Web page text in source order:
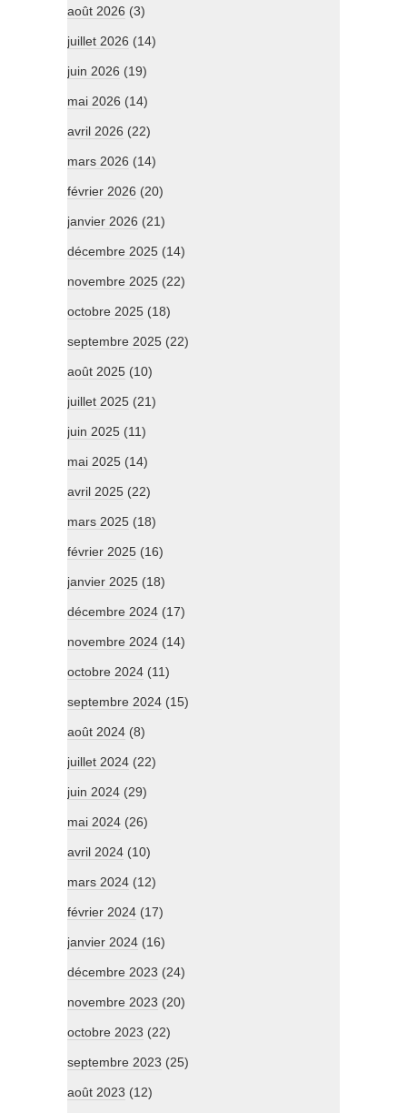
août 2026 (3)
juillet 2026 (14)
juin 2026 (19)
mai 2026 (14)
avril 2026 (22)
mars 2026 (14)
février 2026 (20)
janvier 2026 (21)
décembre 2025 (14)
novembre 2025 (22)
octobre 2025 (18)
septembre 2025 (22)
août 2025 (10)
juillet 2025 (21)
juin 2025 (11)
mai 2025 (14)
avril 2025 (22)
mars 2025 (18)
février 2025 (16)
janvier 2025 (18)
décembre 2024 (17)
novembre 2024 (14)
octobre 2024 (11)
septembre 2024 (15)
août 2024 (8)
juillet 2024 (22)
juin 2024 (29)
mai 2024 (26)
avril 2024 (10)
mars 2024 (12)
février 2024 (17)
janvier 2024 (16)
décembre 2023 (24)
novembre 2023 (20)
octobre 2023 (22)
septembre 2023 (25)
août 2023 (12)